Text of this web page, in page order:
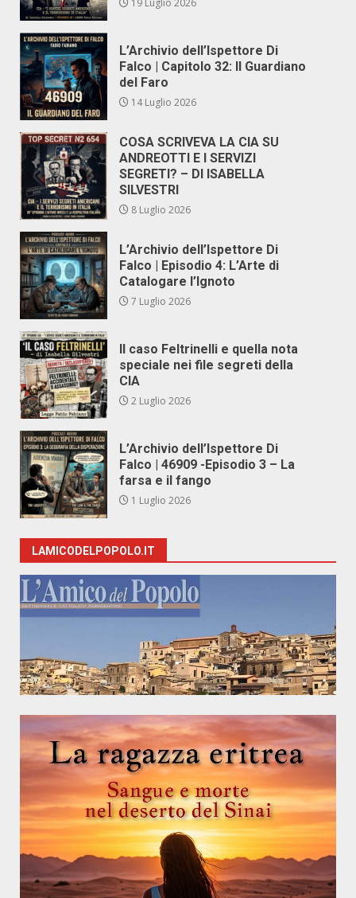
19 Luglio 2026
L’Archivio dell’Ispettore Di
Falco | Capitolo 32: Il Guardiano
del Faro
14 Luglio 2026
COSA SCRIVEVA LA CIA SU
ANDREOTTI E I SERVIZI
SEGRETI? – DI ISABELLA
SILVESTRI
8 Luglio 2026
L’Archivio dell’Ispettore Di
Falco | Episodio 4: L’Arte di
Catalogare l’Ignoto
7 Luglio 2026
Il caso Feltrinelli e quella nota
speciale nei file segreti della
CIA
2 Luglio 2026
L’Archivio dell’Ispettore Di
Falco | 46909 -Episodio 3 – La
farsa e il fango
1 Luglio 2026
LAMICODELPOPOLO.IT